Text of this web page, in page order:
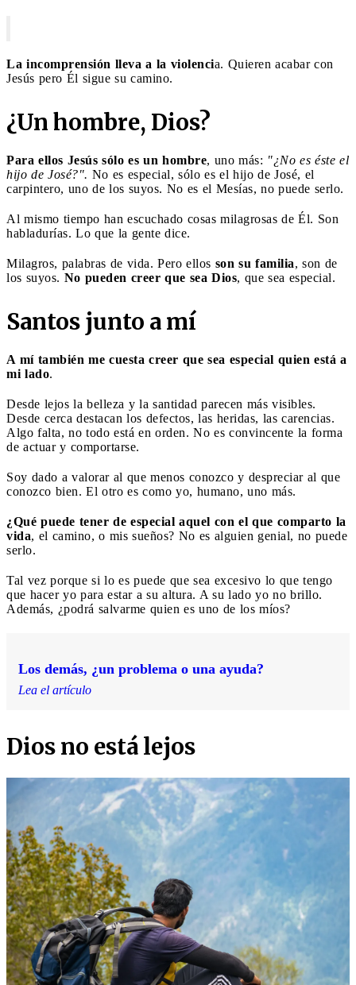
La incomprensión lleva a la violencia. Quieren acabar con
Jesús pero Él sigue su camino.
¿Un hombre, Dios?
Para ellos Jesús sólo es un hombre, uno más: "¿No es éste el
hijo de José?". No es especial, sólo es el hijo de José, el
carpintero, uno de los suyos. No es el Mesías, no puede serlo.
Al mismo tiempo han escuchado cosas milagrosas de Él. Son
habladurías. Lo que la gente dice.
Milagros, palabras de vida. Pero ellos son su familia, son de
los suyos. No pueden creer que sea Dios, que sea especial.
Santos junto a mí
A mí también me cuesta creer que sea especial quien está a
mi lado.
Desde lejos la belleza y la santidad parecen más visibles.
Desde cerca destacan los defectos, las heridas, las carencias.
Algo falta, no todo está en orden. No es convincente la forma
de actuar y comportarse.
Soy dado a valorar al que menos conozco y despreciar al que
conozco bien. El otro es como yo, humano, uno más.
¿Qué puede tener de especial aquel con el que comparto la
vida, el camino, o mis sueños? No es alguien genial, no puede
serlo.
Tal vez porque si lo es puede que sea excesivo lo que tengo
que hacer yo para estar a su altura. A su lado yo no brillo.
Además, ¿podrá salvarme quien es uno de los míos?
Los demás, ¿un problema o una ayuda?
Lea el artículo
Dios no está lejos